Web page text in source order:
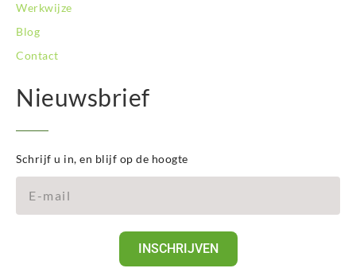
Werkwijze
Blog
Contact
Nieuwsbrief
Schrijf u in, en blijf op de hoogte
INSCHRIJVEN